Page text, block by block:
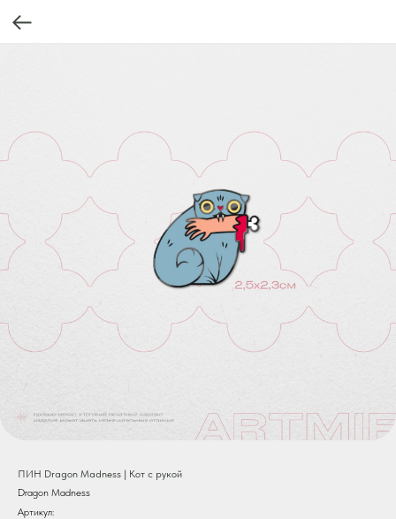
ПИН Dragon Madness | Кот с рукой
Dragon Madness
Артикул: